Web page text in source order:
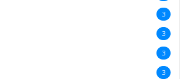
3
3
3
3